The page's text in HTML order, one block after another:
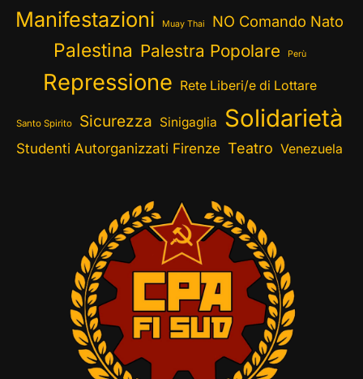
Manifestazioni Muay Thai NO Comando Nato
Palestina Palestra Popolare Perù
Repressione Rete Liberi/e di Lottare
Santo Spirito Sicurezza Sinigaglia Solidarietà
Studenti Autorganizzati Firenze Teatro Venezuela